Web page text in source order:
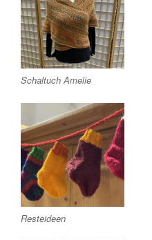
Schaltuch Amelie
Resteideen